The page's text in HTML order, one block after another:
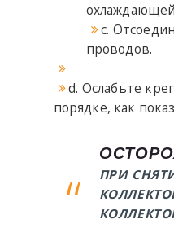
c.
проводов.
d. Ослабьте
порядке, как
ПРИ